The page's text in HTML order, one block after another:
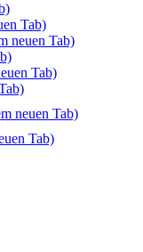
Tab)
neuen Tab)
Tab)
neuen Tab)
Tab)